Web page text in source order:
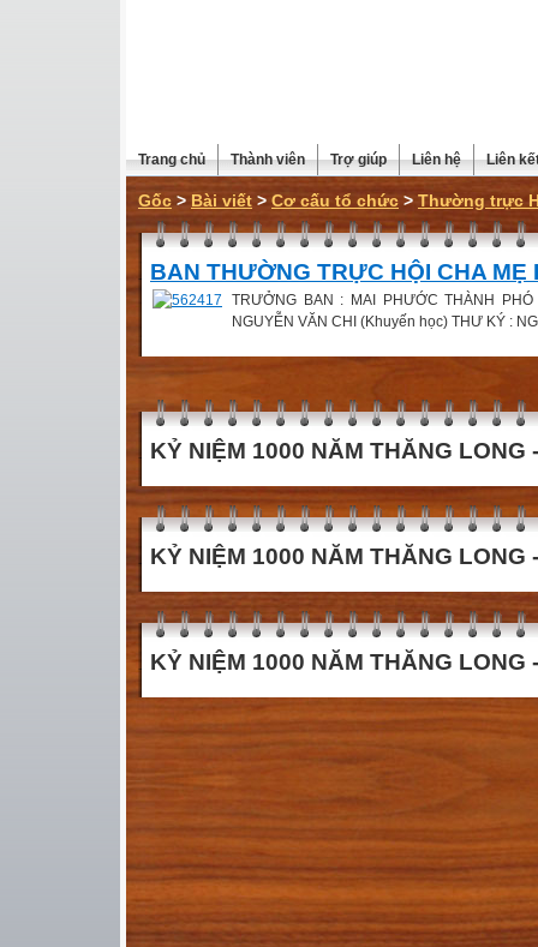
Trang chủ Thành viên Trợ giúp Liên hệ Liên
Gốc > Bài viết > Cơ cấu tổ chức > Thường trực
BAN THƯỜNG TRỰC HỘI CHA MẸ
TRƯỞNG BAN : MAI PHƯỚC THÀNH
NGUYỄN VĂN CHI (Khuyến học) THƯ KÝ :
KỶ NIỆM 1000 NĂM THĂNG LONG
KỶ NIỆM 1000 NĂM THĂNG LONG
KỶ NIỆM 1000 NĂM THĂNG LONG